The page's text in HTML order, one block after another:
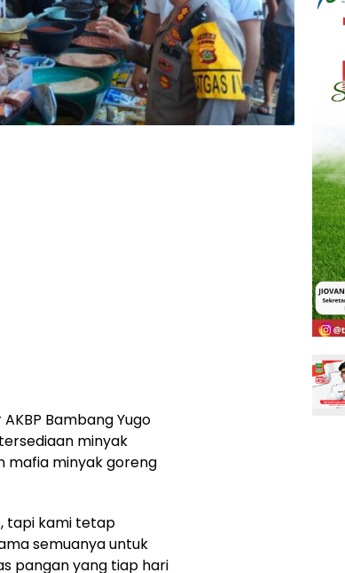
Bambang Yugo
minyak
mafia minyak goreng
tapi kami tetap
semuanya untuk
pangan yang tiap hari